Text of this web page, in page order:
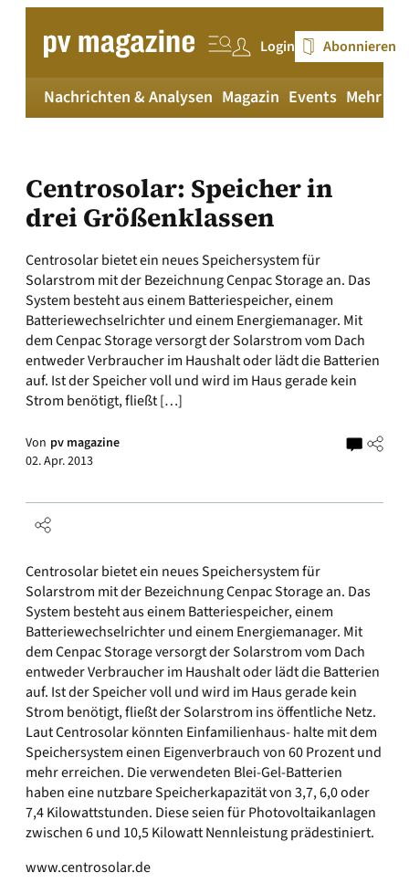
springen
Login Abonnieren
Nachrichten & Analysen Magazin Events Mehr
Centrosolar: Speicher in
drei Größenklassen
Centrosolar bietet ein neues Speichersystem für
Solarstrom mit der Bezeichnung Cenpac Storage an. Das
System besteht aus einem Batteriespeicher, einem
Batteriewechselrichter und einem Energiemanager. Mit
dem Cenpac Storage versorgt der Solarstrom vom Dach
entweder Verbraucher im Haushalt oder lädt die Batterien
auf. Ist der Speicher voll und wird im Haus gerade kein
Strom benötigt, fließt […]
Von pv magazine
02. Apr. 2013
Centrosolar bietet ein neues Speichersystem für
Solarstrom mit der Bezeichnung Cenpac Storage an. Das
System besteht aus einem Batteriespeicher, einem
Batteriewechselrichter und einem Energiemanager. Mit
dem Cenpac Storage versorgt der Solarstrom vom Dach
entweder Verbraucher im Haushalt oder lädt die Batterien
auf. Ist der Speicher voll und wird im Haus gerade kein
Strom benötigt, fließt der Solarstrom ins öffentliche Netz.
Laut Centrosolar könnten Einfamilienhaus- halte mit dem
Speichersystem einen Eigenverbrauch von 60 Prozent und
mehr erreichen. Die verwendeten Blei-Gel-Batterien
haben eine nutzbare Speicherkapazität von 3,7, 6,0 oder
7,4 Kilowattstunden. Diese seien für Photovoltaikanlagen
zwischen 6 und 10,5 Kilowatt Nennleistung prädestiniert.
www.centrosolar.de